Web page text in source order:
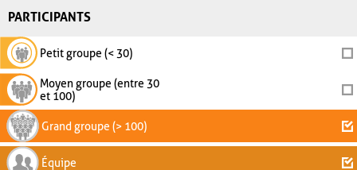
PARTICIPANTS
Petit groupe (< 30)
Moyen groupe (entre 30
et 100)
Grand groupe (> 100)
Équipe